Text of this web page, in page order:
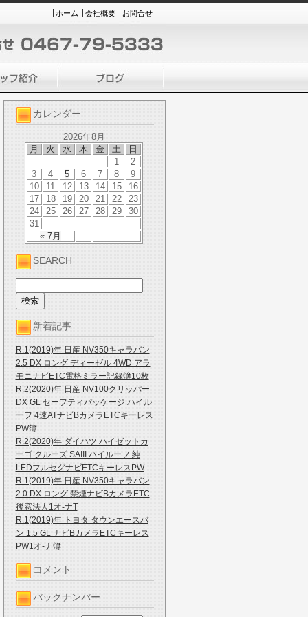
ホーム 会社概要 お問合せ
カレンダー
2026年8月
月
火 水 木 金 土 日
« 7月
1
2
3
4 5 6 7 8
9
10
11 12 13 14 15
16
17
18 19 20 21 22
23
24
25 26 27 28 29
30
31
SEARCH
新着記事
R.1(2019)年 日産 NV350キャラバン
2.5 DX ロング ディーゼル 4WD アラ
モニナビETC電格ミラー記録簿10枚
R.2(2020)年 日産 NV100クリッパー
DX GL セーフティパッケージ ハイル
ーフ 4速ATナビBカメラETCキーレス
PW簿
R.2(2020)年 ダイハツ ハイゼットカ
ーゴ クルーズ SAIII ハイルーフ 純
LEDフルセグナビETCキーレスPW
R.1(2019)年 日産 NV350キャラバン
2.0 DX ロング 禁煙ナビBカメラETC
後窓法人1オ-ナT
R.1(2019)年 トヨタ タウンエースバ
ン 1.5 GL ナビBカメラETCキーレス
PW1オ-ナ簿
コメント
バックナンバー